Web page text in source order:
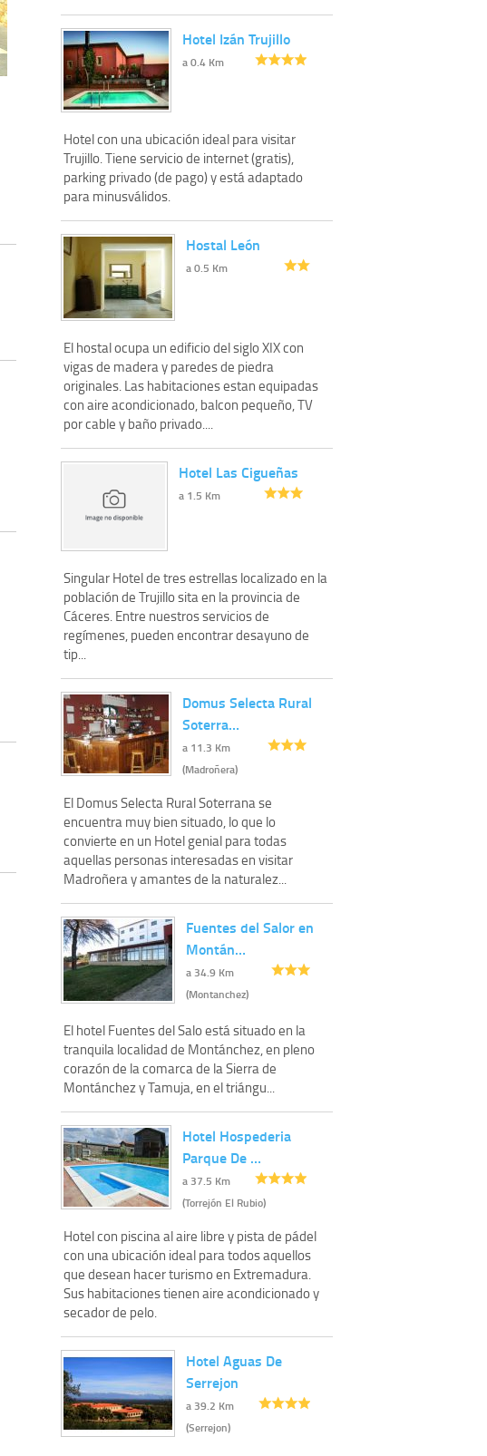
Hotel Izán Trujillo
a 0.4 Km
Hotel con una ubicación ideal para visitar
Trujillo. Tiene servicio de internet (gratis),
parking privado (de pago) y está adaptado
para minusválidos.
Hostal León
a 0.5 Km
El hostal ocupa un edificio del siglo XIX con
vigas de madera y paredes de piedra
originales. Las habitaciones estan equipadas
con aire acondicionado, balcon pequeño, TV
por cable y baño privado....
Hotel Las Cigueñas
a 1.5 Km
Singular Hotel de tres estrellas localizado en la
población de Trujillo sita en la provincia de
Cáceres. Entre nuestros servicios de
regímenes, pueden encontrar desayuno de
tip...
Domus Selecta Rural
Soterra…
a 11.3 Km
(Madroñera)
El Domus Selecta Rural Soterrana se
encuentra muy bien situado, lo que lo
convierte en un Hotel genial para todas
aquellas personas interesadas en visitar
Madroñera y amantes de la naturalez...
Fuentes del Salor en
Montán…
a 34.9 Km
(Montanchez)
El hotel Fuentes del Salo está situado en la
tranquila localidad de Montánchez, en pleno
corazón de la comarca de la Sierra de
Montánchez y Tamuja, en el triángu...
Hotel Hospederia
Parque De …
a 37.5 Km
(Torrejón El Rubio)
Hotel con piscina al aire libre y pista de pádel
con una ubicación ideal para todos aquellos
que desean hacer turismo en Extremadura.
Sus habitaciones tienen aire acondicionado y
secador de pelo.
Hotel Aguas De
Serrejon
a 39.2 Km
(Serrejon)